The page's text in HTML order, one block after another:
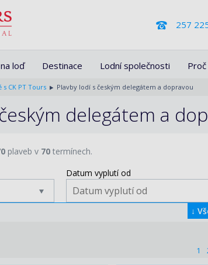
257
loď Destinace Lodní společnosti
CK PT Tours Plavby lodí s českým delegátem a dopravou
delegátem a
plaveb v 70 termínech.
Datum vyplutí od
↓
1